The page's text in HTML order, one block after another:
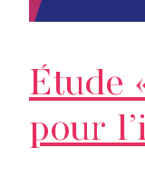
Étude
pour